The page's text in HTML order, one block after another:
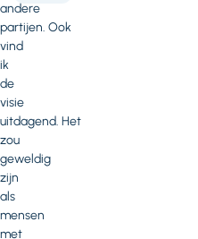
andere
partijen. Ook
vind
ik
de
visie
uitdagend. Het
zou
geweldig
zijn
als
mensen
met